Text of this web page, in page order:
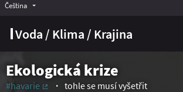
Voda / Klima / Krajina
Čeština Vyberte jazyk
Ekologická krize
#havarie
tohle se musí vyšetřit